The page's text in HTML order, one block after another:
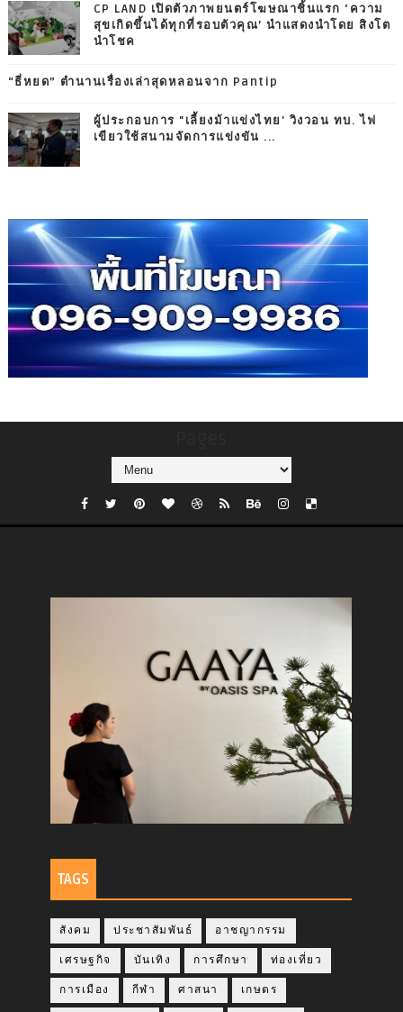
CP LAND เปิดตัวภาพยนตร์โฆษณาชิ้นแรก ‘ความ
สุขเกิดขึ้นได้ทุกที่รอบตัวคุณ’ นำแสดงนำโดย สิงโต
นำโชค
“ธี่หยด” ตำนานเรื่องเล่าสุดหลอนจาก Pantip
ผู้ประกอบการ "เลี้ยงม้าแข่งไทย' วิงวอน ทบ. ไฟ
เขียวใช้สนามจัดการแข่งขัน ...
TAGS
สังคม ประชาสัมพันธ์ อาชญากรรม
เศรษฐกิจ บันเทิง การศึกษา ท่องเที่ยว
การเมือง กีฬา ศาสนา เกษตร